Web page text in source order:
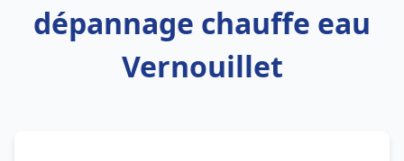
dépannage chauffe eau
Vernouillet